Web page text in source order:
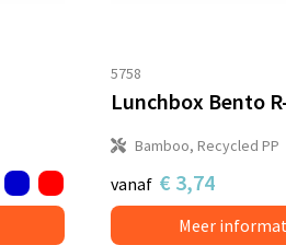
5758
Bamboo, Recycled PP
vanaf € 3,74
Meer